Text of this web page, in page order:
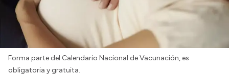
Forma parte del Calendario Nacional de Vacunación, es
obligatoria y gratuita.